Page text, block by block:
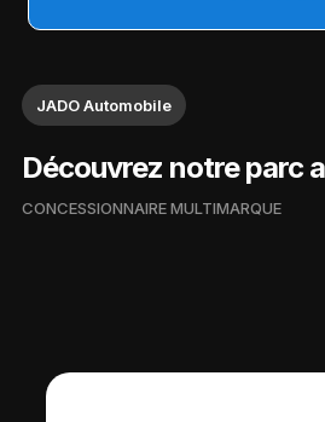
JADO Automobile
Découvrez notre parc
CONCESSIONNAIRE MULTIMARQUE